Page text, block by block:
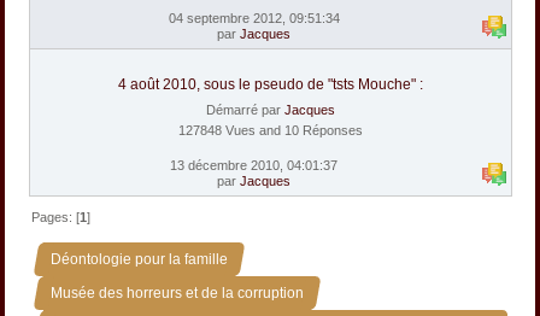
04 septembre 2012, 09:51:34
par Jacques
4 août 2010, sous le pseudo de "tsts Mouche" :
Démarré par Jacques
127848 Vues and 10 Réponses
13 décembre 2010, 04:01:37
par Jacques
Pages: [1]
Déontologie pour la famille »
Musée des horreurs et de la corruption »